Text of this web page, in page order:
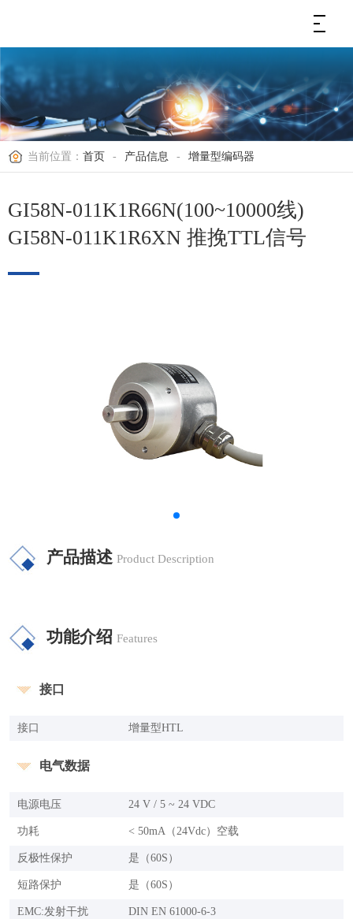
当前位置： 首页 - 产品信息 - 增量型编码器
GI58N-011K1R66N(100~10000线)
GI58N-011K1R6XN 推挽TTL信号
产品描述 Product Description
功能介绍 Features
接口
接口 增量型HTL
电气数据
电源电压 24 V / 5 ~ 24 VDC
功耗 < 50mA（24Vdc）空载
反极性保护 是（60S）
短路保护 是（60S）
EMC:发射干扰 DIN EN 61000-6-3